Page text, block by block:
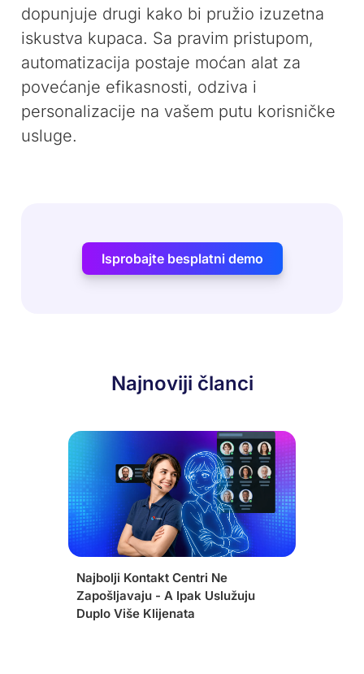
dopunjuje drugi kako bi pružio izuzetna
iskustva kupaca. Sa pravim pristupom,
automatizacija postaje moćan alat za
povećanje efikasnosti, odziva i
personalizacije na vašem putu korisničke
usluge.
Isprobajte besplatni demo
Najnoviji članci
Najbolji Kontakt Centri Ne
Zapošljavaju - A Ipak Uslužuju
Duplo Više Klijenata